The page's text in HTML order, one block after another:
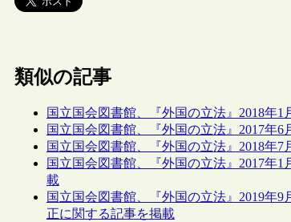
類似の記事
国立国会図書館、『外国の立法』2018年
国立国会図書館、『外国の立法』2017年
国立国会図書館、『外国の立法』2018年
国立国会図書館、『外国の立法』2017年
載
国立国会図書館、『外国の立法』2019年
正に関する記事を掲載